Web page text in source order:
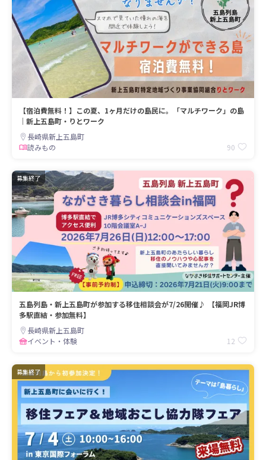
【宿泊費無料！】この夏、1ヶ月だけの島民に。「マルチワーク」の島
｜新上五島町・りとワーク
長崎県新上五島町
読みもの
90
募集終了
五島列島・新上五島町が参加する移住相談会が7/26開催♪ 【福岡JR博
多駅直結・参加無料】
長崎県新上五島町
イベント・体験
12
募集終了